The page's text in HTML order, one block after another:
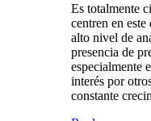
Es totalmente
centren en
alto nivel de
presencia de
especialmente
interés por
constante